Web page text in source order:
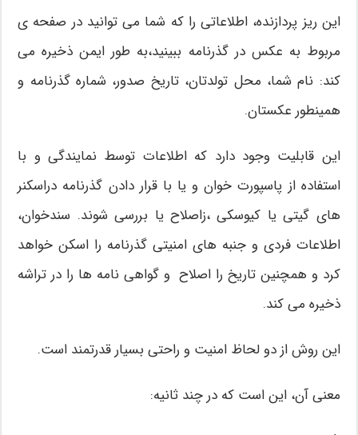
این ریز پردازنده، اطلاعاتی را که شما می توانید در صفحه ی
مربوط به عکس در گذرنامه ببینید،به طور ایمن ذخیره می
کند: نام شما، محل تولدتان، تاریخ صدور، شماره گذرنامه و
همینطور عکستان.
این قابلیت وجود دارد که اطلاعات توسط نمایندگی و با
استفاده از پاسپورت خوان و یا با قرار دادن گذرنامه دراسکنر
های گیتی یا کیوسکی ،زاصلاح یا بررسی شوند. سندخوان،
اطلاعات فردی و جنبه های امنیتی گذرنامه را اسکن خواهد
کرد و همچنین تاریخ را اصلاح و گواهی نامه ها را در تراشه
ذخیره می کند.
این روش از دو لحاظ امنیت و راحتی بسیار قدرتمند است.
معنی آن، این است که در چند ثانیه: